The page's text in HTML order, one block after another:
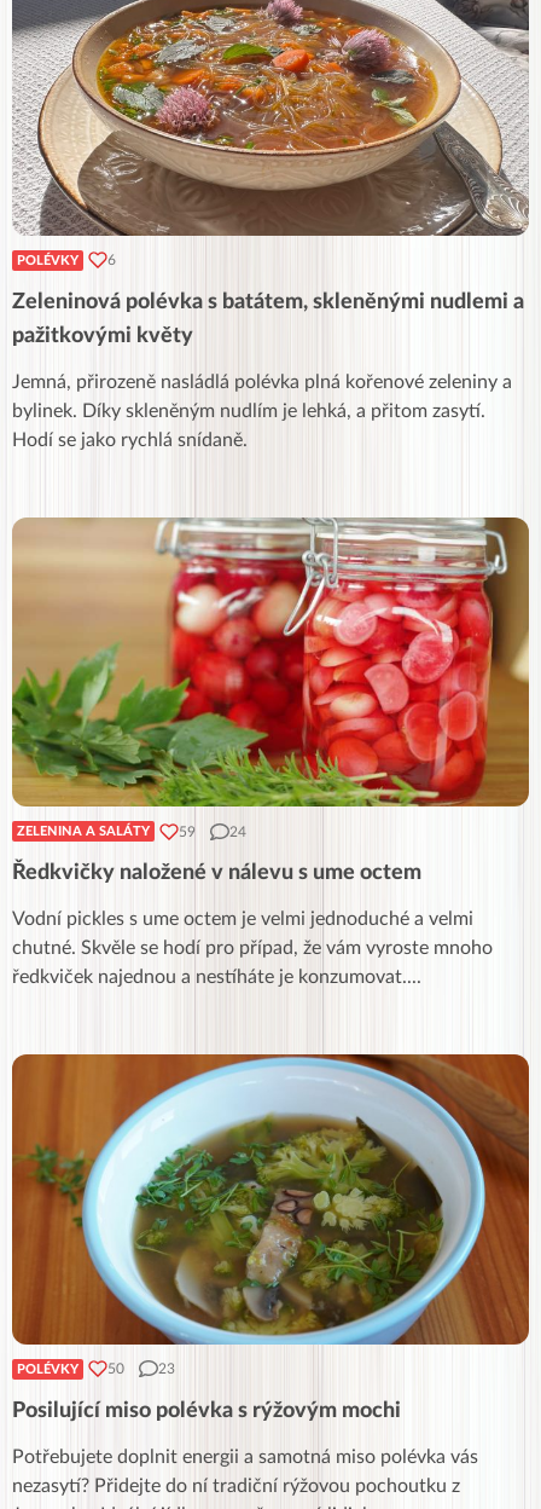
POLÉVKY 6
Zeleninová polévka s batátem, skleněnými nudlemi a
pažitkovými květy
Jemná, přirozeně nasládlá polévka plná kořenové zeleniny a
bylinek. Díky skleněným nudlím je lehká, a přitom zasytí.
Hodí se jako rychlá snídaně.
ZELENINA A SALÁTY 59 24
Ředkvičky naložené v nálevu s ume octem
Vodní pickles s ume octem je velmi jednoduché a velmi
chutné. Skvěle se hodí pro případ, že vám vyroste mnoho
ředkviček najednou a nestíháte je konzumovat....
POLÉVKY 50 23
Posilující miso polévka s rýžovým mochi
Potřebujete doplnit energii a samotná miso polévka vás
nezasytí? Přidejte do ní tradiční rýžovou pochoutku z